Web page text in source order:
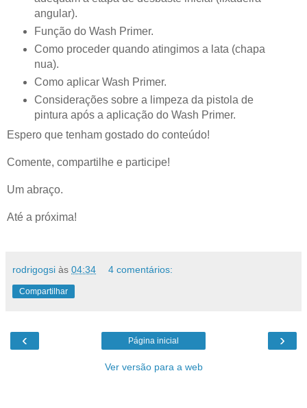
angular).
Função do Wash Primer.
Como proceder quando atingimos a lata (chapa
nua).
Como aplicar Wash Primer.
Considerações sobre a limpeza da pistola de
pintura após a aplicação do Wash Primer.
Espero que tenham gostado do conteúdo!
Comente, compartilhe e participe!
Um abraço.
Até a próxima!
rodrigogsi às 04:34 4 comentários:
Compartilhar
‹ ›
Página inicial
Ver versão para a web